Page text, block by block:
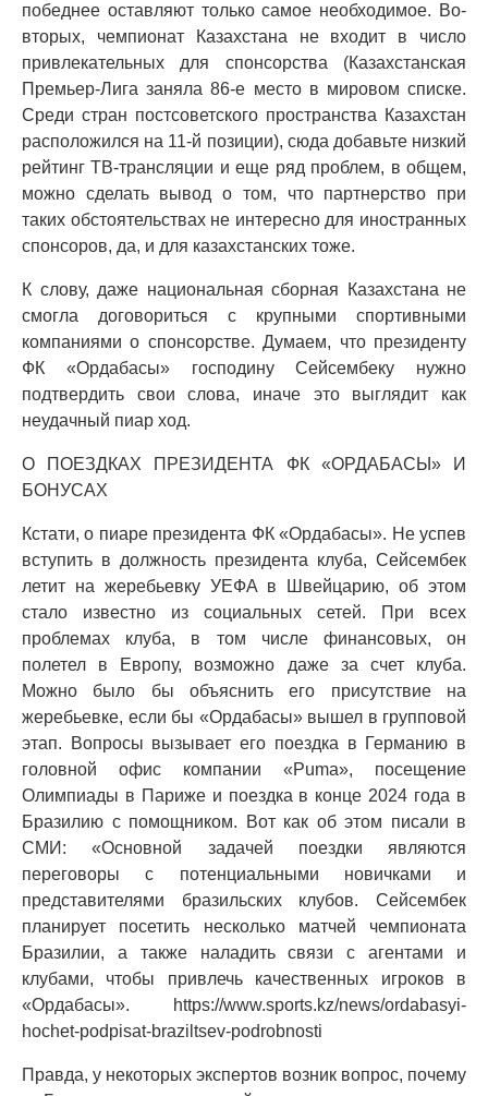
победнее оставляют только самое необходимое. Во-
вторых, чемпионат Казахстана не входит в число
привлекательных для спонсорства (Казахстанская
Премьер-Лига заняла 86-е место в мировом списке.
Среди стран постсоветского пространства Казахстан
расположился на 11-й позиции), сюда добавьте низкий
рейтинг ТВ-трансляции и еще ряд проблем, в общем,
можно сделать вывод о том, что партнерство при
таких обстоятельствах не интересно для иностранных
спонсоров, да, и для казахстанских тоже.
К слову, даже национальная сборная Казахстана не
смогла договориться с крупными спортивными
компаниями о спонсорстве. Думаем, что президенту
ФК «Ордабасы» господину Сейсембеку нужно
подтвердить свои слова, иначе это выглядит как
неудачный пиар ход.
О ПОЕЗДКАХ ПРЕЗИДЕНТА ФК «ОРДАБАСЫ» И
БОНУСАХ
Кстати, о пиаре президента ФК «Ордабасы». Не успев
вступить в должность президента клуба, Сейсембек
летит на жеребьевку УЕФА в Швейцарию, об этом
стало известно из социальных сетей. При всех
проблемах клуба, в том числе финансовых, он
полетел в Европу, возможно даже за счет клуба.
Можно было бы объяснить его присутствие на
жеребьевке, если бы «Ордабасы» вышел в групповой
этап. Вопросы вызывает его поездка в Германию в
головной офис компании «Puma», посещение
Олимпиады в Париже и поездка в конце 2024 года в
Бразилию с помощником. Вот как об этом писали в
СМИ: «Основной задачей поездки являются
переговоры с потенциальными новичками и
представителями бразильских клубов. Сейсембек
планирует посетить несколько матчей чемпионата
Бразилии, а также наладить связи с агентами и
клубами, чтобы привлечь качественных игроков в
«Ордабасы». https://www.sports.kz/news/ordabasyi-
hochet-podpisat-braziltsev-podrobnosti
Правда, у некоторых экспертов возник вопрос, почему